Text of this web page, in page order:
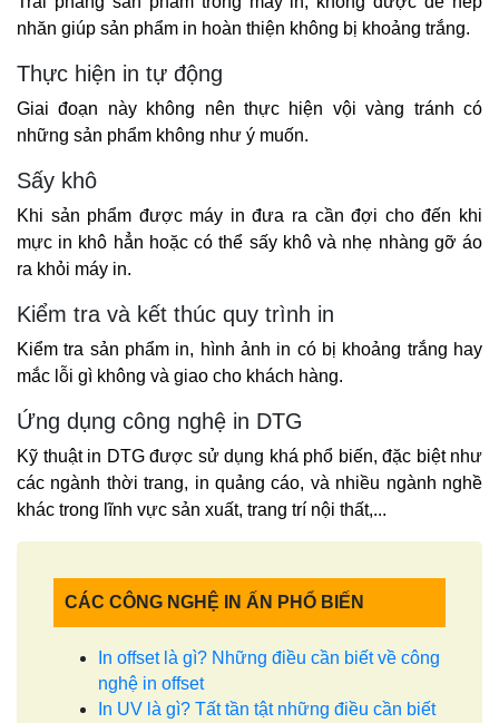
nhăn giúp sản phẩm in hoàn thiện không bị khoảng trắng.
Thực hiện in tự động
Giai đoạn này không nên thực hiện vội vàng tránh có
những sản phẩm không như ý muốn.
Sấy khô
Khi sản phẩm được máy in đưa ra cần đợi cho đến khi
mực in khô hẳn hoặc có thể sấy khô và nhẹ nhàng gỡ áo
ra khỏi máy in.
Kiểm tra và kết thúc quy trình in
Kiểm tra sản phẩm in, hình ảnh in có bị khoảng trắng hay
mắc lỗi gì không và giao cho khách hàng.
Ứng dụng công nghệ in DTG
Kỹ thuật in DTG được sử dụng khá phổ biến, đặc biệt như
các ngành thời trang, in quảng cáo, và nhiều ngành nghề
khác trong lĩnh vực sản xuất, trang trí nội thất,...
CÁC CÔNG NGHỆ IN ẤN PHỔ BIẾN
In offset là gì? Những điều cần biết về công
nghệ in offset
In UV là gì? Tất tần tật những điều cần biết